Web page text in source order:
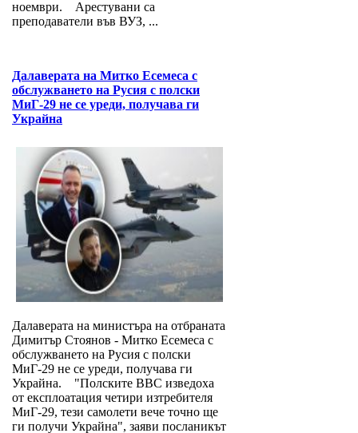
ноември. Арестувани са
преподаватели във ВУЗ, ...
Далаверата на Митко Есемеса с
обслужването на Русия с полски
МиГ-29 не се уреди, получава ги
Украйна
Далаверата на министъра на отбраната
Димитър Стоянов - Митко Есемеса с
обслужването на Русия с полски
МиГ-29 не се уреди, получава ги
Украйна. "Полските ВВС изведоха
от експлоатация четири изтребителя
МиГ-29, тези самолети вече точно ще
ги получи Украйна", заяви посланикът